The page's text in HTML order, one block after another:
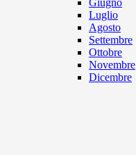
Giugno
Luglio
Agosto
Settembre
Ottobre
Novembre
Dicembre